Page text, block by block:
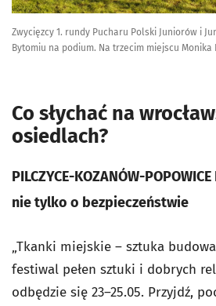
Zwycięzcy 1. rundy Pucharu Polski Juniorów i
Bytomiu na podium. Na trzecim miejscu Monika
Co słychać na
osiedlach?
PILCZYCE-KOZANÓW-
nie tylko o bezpieczeństwie
„Tkanki miejskie – sztuka
festiwal pełen sztuki i dobrych
odbędzie się 23–25.05. Przyjdź,